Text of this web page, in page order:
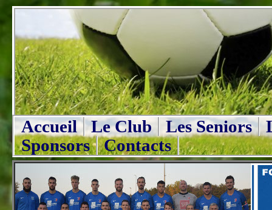
Accueil Le Club Les Seniors
Sponsors
Contacts